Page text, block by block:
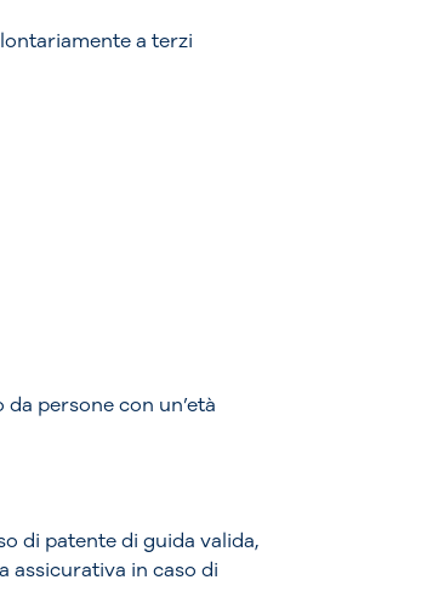
a terzi
persone con un’età
di patente di guida valida,
assicurativa in caso di